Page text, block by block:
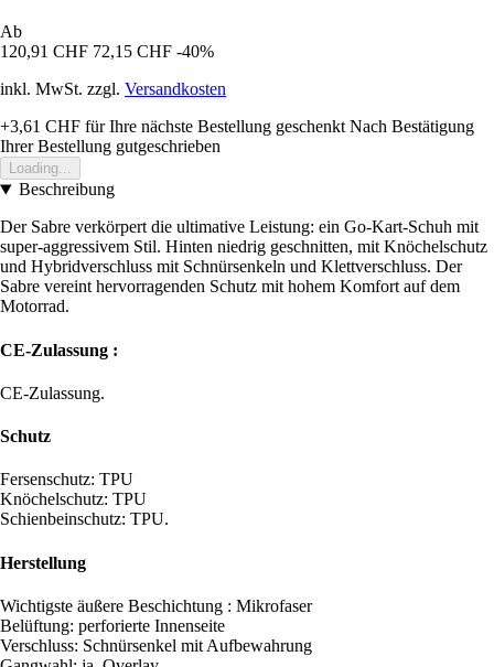
Ab
120,91 CHF 72,15 CHF -40%
inkl. MwSt. zzgl. Versandkosten
+3,61 CHF für Ihre nächste Bestellung geschenkt Nach Bestätigung
Ihrer Bestellung gutgeschrieben
Loading...
Beschreibung
Der Sabre verkörpert die ultimative Leistung: ein Go-Kart-Schuh mit
super-aggressivem Stil. Hinten niedrig geschnitten, mit Knöchelschutz
und Hybridverschluss mit Schnürsenkeln und Klettverschluss. Der
Sabre vereint hervorragenden Schutz mit hohem Komfort auf dem
Motorrad.
CE-Zulassung :
CE-Zulassung.
Schutz
Fersenschutz: TPU
Knöchelschutz: TPU
Schienbeinschutz: TPU.
Herstellung
Wichtigste äußere Beschichtung : Mikrofaser
Belüftung: perforierte Innenseite
Verschluss: Schnürsenkel mit Aufbewahrung